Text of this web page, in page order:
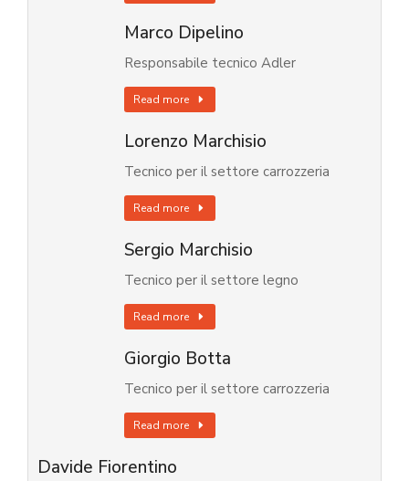
Marco Dipelino
Responsabile tecnico Adler
Read more
Lorenzo Marchisio
Tecnico per il settore carrozzeria
Read more
Sergio Marchisio
Tecnico per il settore legno
Read more
Giorgio Botta
Tecnico per il settore carrozzeria
Read more
Davide Fiorentino